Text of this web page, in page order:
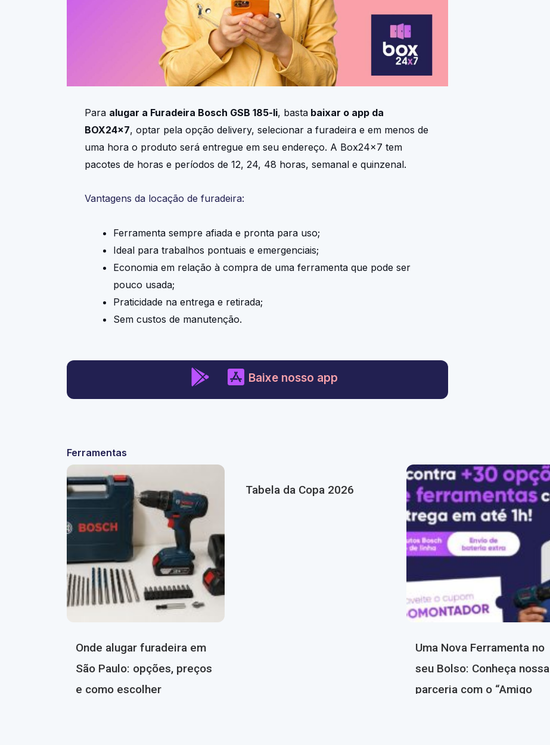
Para alugar a Furadeira Bosch GSB 185-li, basta baixar o app da
BOX24x7, optar pela opção delivery, selecionar a furadeira e em menos de
uma hora o produto será entregue em seu endereço. A Box24x7 tem
pacotes de horas e períodos de 12, 24, 48 horas, semanal e quinzenal.
Vantagens da locação de furadeira:
Ferramenta sempre afiada e pronta para uso;
Ideal para trabalhos pontuais e emergenciais;
Economia em relação à compra de uma ferramenta que pode ser
pouco usada;
Praticidade na entrega e retirada;
Sem custos de manutenção.
Baixe nosso app
Ferramentas
Onde alugar furadeira em
São Paulo: opções, preços
e como escolher
Tabela da Copa 2026
Uma Nova Ferramenta no
seu Bolso: Conheça nossa
parceria com o “Amigo